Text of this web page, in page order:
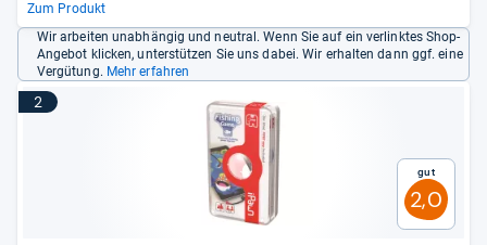
Zum Produkt
Wir arbeiten unabhängig und neutral. Wenn Sie auf ein verlinktes Shop-
Angebot klicken, unterstützen Sie uns dabei. Wir erhalten dann ggf. eine
Vergütung. Mehr erfahren
2
Gut
2,0